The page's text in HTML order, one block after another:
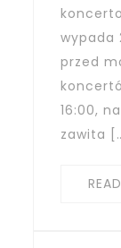
wypada
przed
16:00,
zawita